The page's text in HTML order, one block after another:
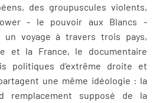
des groupuscules violents,
- le pouvoir aux Blancs -
un voyage à travers trois pays,
et la France, le documentaire
politiques d’extrême droite et
une même idéologie : la
remplacement supposé de la